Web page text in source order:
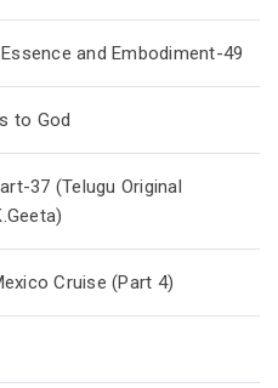
and Embodiment-49
to God
37 (Telugu Original
Cruise (Part 4)